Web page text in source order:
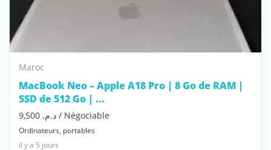
Maroc
MacBook Neo – Apple A18 Pro | 8 Go de RAM |
SSD de 512 Go | ...
د.م. 9,500 / Négociable
Ordinateurs, portables
il y a 5 jours